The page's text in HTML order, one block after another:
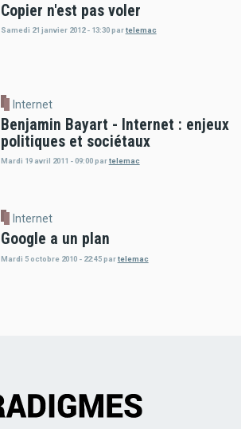
Copier n'est pas voler
Samedi 21 janvier 2012 - 13:30 partelemac
Internet
Benjamin Bayart - Internet : enjeux
politiques et sociétaux
Mardi 19 avril 2011 - 09:00 partelemac
Internet
Google a un plan
Mardi 5 octobre 2010 - 22:45 partelemac